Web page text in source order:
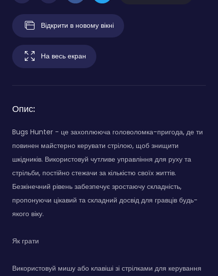
Відкрити в новому вікні
На весь екран
Опис:
Bugs Hunter - це захоплююча головоломка-пригода, де ти
повинен майстерно керувати стрілою, щоб знищити
шкідників. Використовуй чутливе управління для руху та
стрільби, постійно стежачи за кількістю своїх життів.
Безкінечний рівень забезпечує зростаючу складність,
пропонуючи цікавий та складний досвід для гравців будь-
якого віку.
Як грати
Використовуй мишу або клавіші зі стрілками для керування